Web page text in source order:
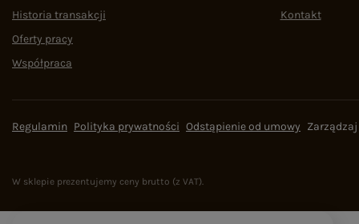
Historia transakcji
Oferty pracy
Współpraca
Kontakt
Regulamin Polityka prywatności Odstąpienie od umowy
W sklepie prezentujemy ceny brutto (z VAT).